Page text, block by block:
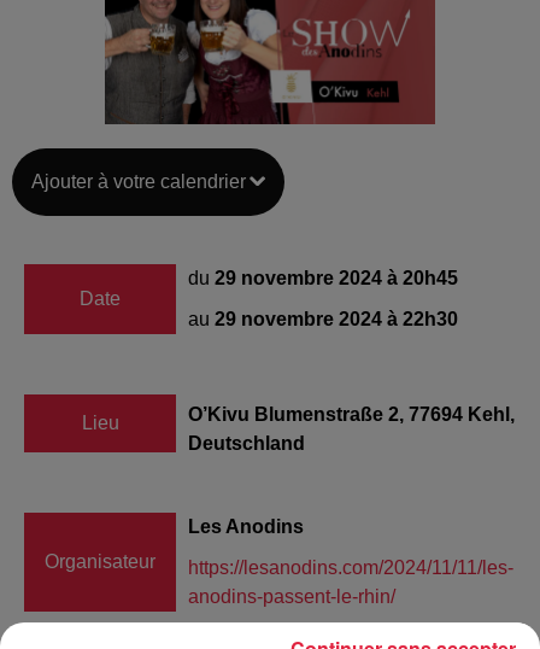
Ajouter à votre calendrier
Date
du 29 novembre 2024 à 20h45
au 29 novembre 2024 à 22h30
Lieu
O’Kivu Blumenstraße 2, 77694 Kehl,
Deutschland
Organisateur
Les Anodins
https://lesanodins.com/2024/11/11/les-
anodins-passent-le-rhin/